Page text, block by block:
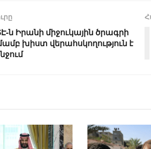
ն Իրանի միջուկային ծրագրի
խիստ վերահսկողություն է